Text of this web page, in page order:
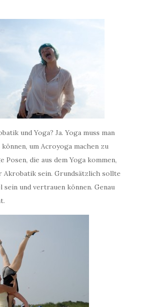
und Yoga? Ja. Yoga muss man
um Acroyoga machen zu
Posen, die aus dem Yoga kommen,
Akrobatik sein. Grundsätzlich sollte
sein und vertrauen können. Genau